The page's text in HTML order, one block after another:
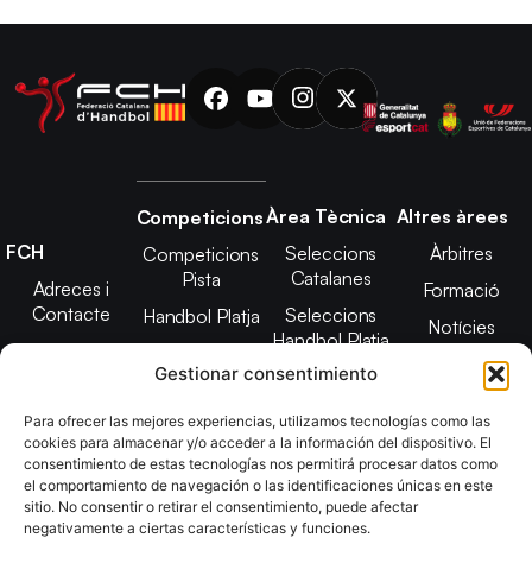
Gestionar consentimiento
Para ofrecer las mejores experiencias, utilizamos tecnologías como las
cookies para almacenar y/o acceder a la información del dispositivo. El
consentimiento de estas tecnologías nos permitirá procesar datos como
el comportamiento de navegación o las identificaciones únicas en este
sitio. No consentir o retirar el consentimiento, puede afectar
negativamente a ciertas características y funciones.
FCH
Adreces i
Contacte
Junta Directiva
2025
Estatuts
Transparència
Imatge
Competicions
Competicions
Pista
Handbol Platja
Àrea Tècnica
Seleccions
Catalanes
Seleccions
Handbol Platja
Tecnificació
CATH
Promoció
Altres àrees
Àrbitres
Formació
Notícies
Adreces de
contacte